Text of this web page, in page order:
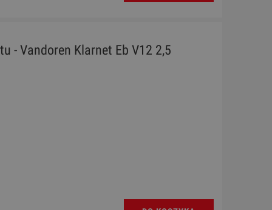
- Vandoren Klarnet Eb V12 2,5